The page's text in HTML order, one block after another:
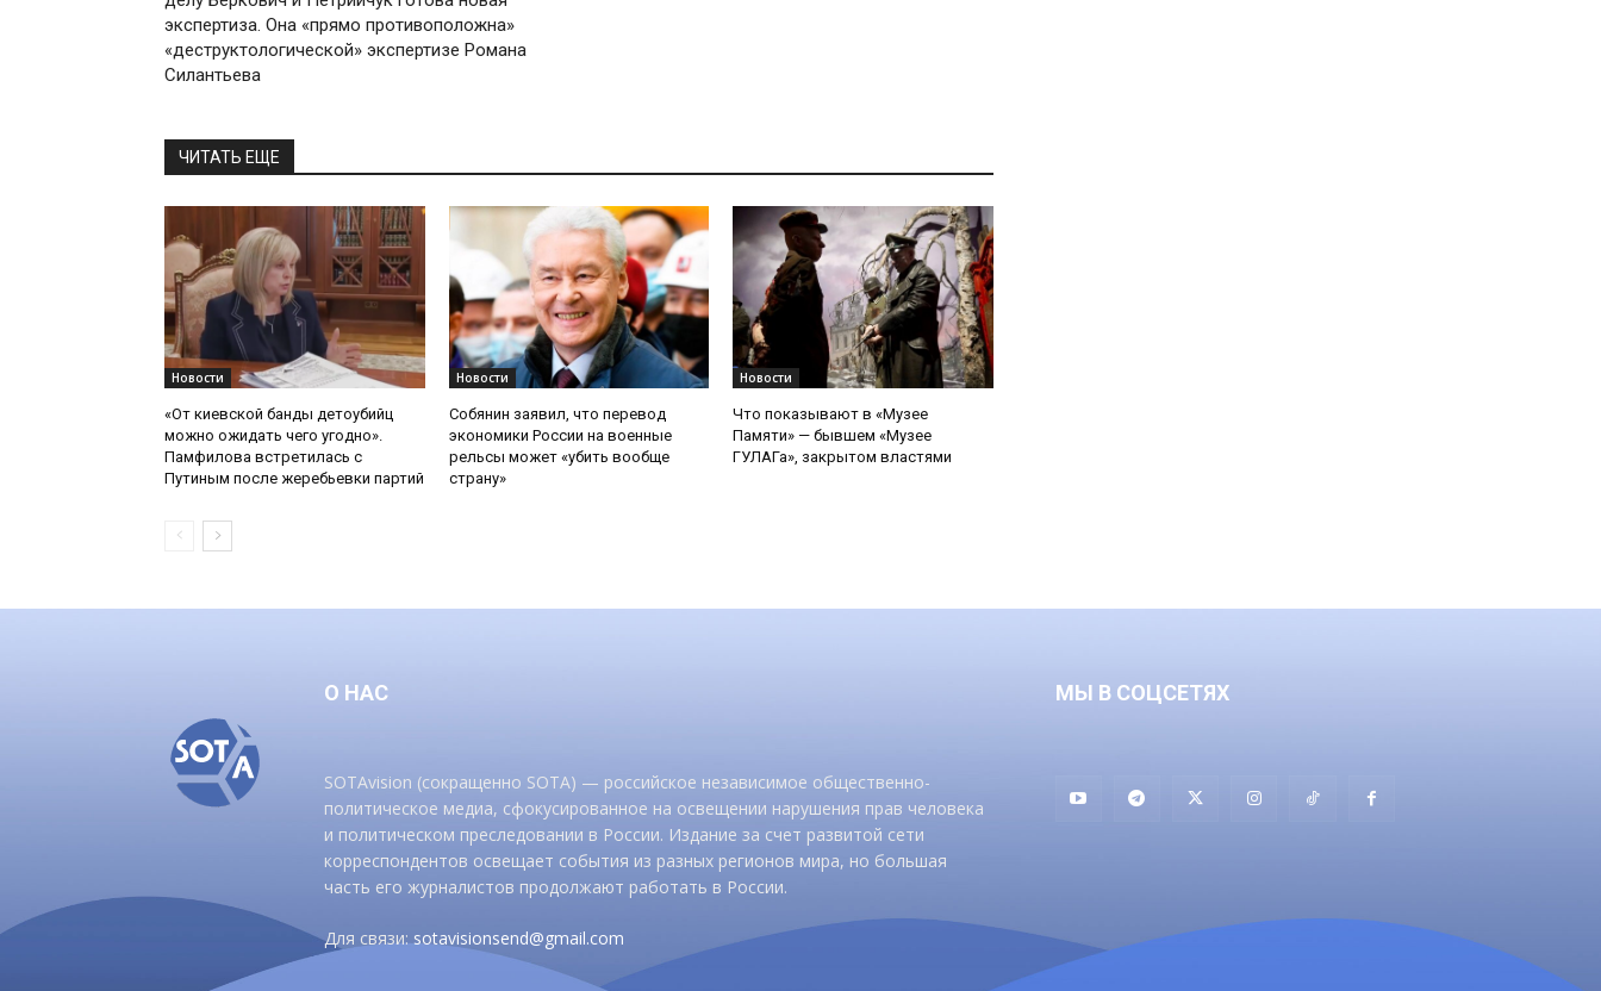
экспертиза. Она «прямо противоположна»
«деструктологической» экспертизе Романа
Силантьева
ЧИТАТЬ ЕЩЕ
Новости
«От киевской банды детоубийц
можно ожидать чего угодно».
Памфилова встретилась с
Путиным после жеребьевки партий
Новости
Собянин заявил, что перевод
экономики России на военные
рельсы может «убить вообще
страну»
Новости
Что показывают в «Музее
Памяти» — бывшем «Музее
ГУЛАГа», закрытом властями
О НАС
SOTAvision (сокращенно SOTA) — российское независимое общественно-
политическое медиа, сфокусированное на освещении нарушения прав человека
и политическом преследовании в России. Издание за счет развитой сети
корреспондентов освещает события из разных регионов мира, но большая
часть его журналистов продолжают работать в России.
Для связи:sotavisionsend@gmail.com
МЫ В СОЦСЕТЯХ